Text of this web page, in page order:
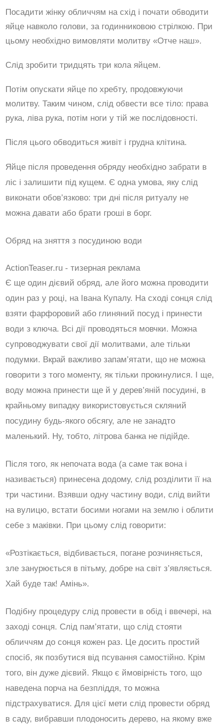
Посадити жінку обличчям на схід і почати обводити
яйце навколо голови, за годинниковою стрілкою. При
цьому необхідно вимовляти молитву «Отче наш».
Слід зробити тридцять три кола яйцем.
Потім опускати яйце по хребту, продовжуючи
молитву. Таким чином, слід обвести все тіло: права
рука, ліва рука, потім ноги у тій же послідовності.
Після цього обводиться живіт і грудна клітина.
Яйце після проведення обряду необхідно забрати в
ліс і залишити під кущем. Є одна умова, яку слід
виконати обов’язково: три дні після ритуалу не
можна давати або брати гроші в борг.
Обряд на зняття з посудиною води
ActionTeaser.ru - тизерная реклама
Є ще один дієвий обряд, але його можна проводити
один раз у році, на Івана Купалу. На сході сонця слід
взяти фарфоровий або глиняний посуд і принести
води з ключа. Всі дії проводяться мовчки. Можна
супроводжувати свої дії молитвами, але тільки
подумки. Вкрай важливо запам’ятати, що не можна
говорити з того моменту, як тільки прокинулися. І ще,
воду можна принести ще й у дерев’яній посудині, в
крайньому випадку використовується скляний
посудину будь-якого обсягу, але не занадто
маленький. Ну, тобто, літрова банка не підійде.
Після того, як непочата вода (а саме так вона і
називається) принесена додому, слід розділити її на
три частини. Взявши одну частину води, слід вийти
на вулицю, встати босими ногами на землю і облити
себе з маківки. При цьому слід говорити:
«Розтікається, відбивається, погане розчиняється,
зле занурюється в пітьму, добре на світ з’являється.
Хай буде так! Амінь».
Подібну процедуру слід провести в обід і ввечері, на
заході сонця. Слід пам’ятати, що слід стояти
обличчям до сонця кожен раз. Це досить простий
спосіб, як позбутися від псування самостійно. Крім
того, він дуже дієвий. Якщо є ймовірність того, що
наведена порча на безпліддя, то можна
підстрахуватися. Для цієї мети слід провести обряд
в саду, вибравши плодоносить дерево, на якому вже